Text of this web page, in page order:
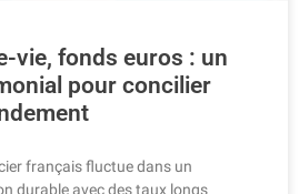
vie, fonds euros : un
pour concilier
français fluctue dans un
durable avec des taux longs